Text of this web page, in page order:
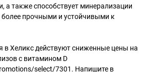
а также способствует минерализации
более прочными и устойчивыми к
в Хеликс действуют сниженные цены на
с витамином D
select/7301. Напишите в